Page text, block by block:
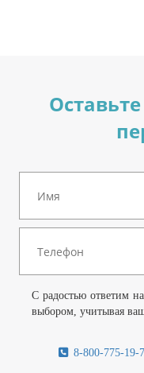
С радостью ответим
выбором, учитывая
8-800-775-19-